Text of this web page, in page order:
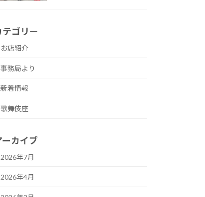
テゴリー
お店紹介
事務局より
新着情報
歌舞伎座
ーカイブ
2026年7月
2026年4月